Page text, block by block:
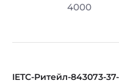
4000
IETC-Ритейл-843073-